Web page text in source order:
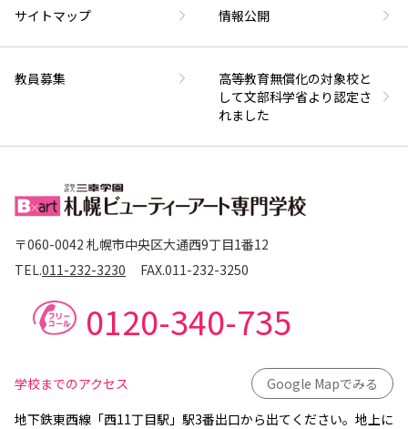
サイトマップ 情報公開
教員募集
高等教育無償化の対象校と
して文部科学省より認定さ
れました
〒060-0042 札幌市中央区大通西9丁目1番12
TEL.011-232-3230 FAX.011-232-3250
0120-340-735
学校までのアクセス
Google Mapでみる
地下鉄東西線「西11丁目駅」駅3番出口から出てください。地上に